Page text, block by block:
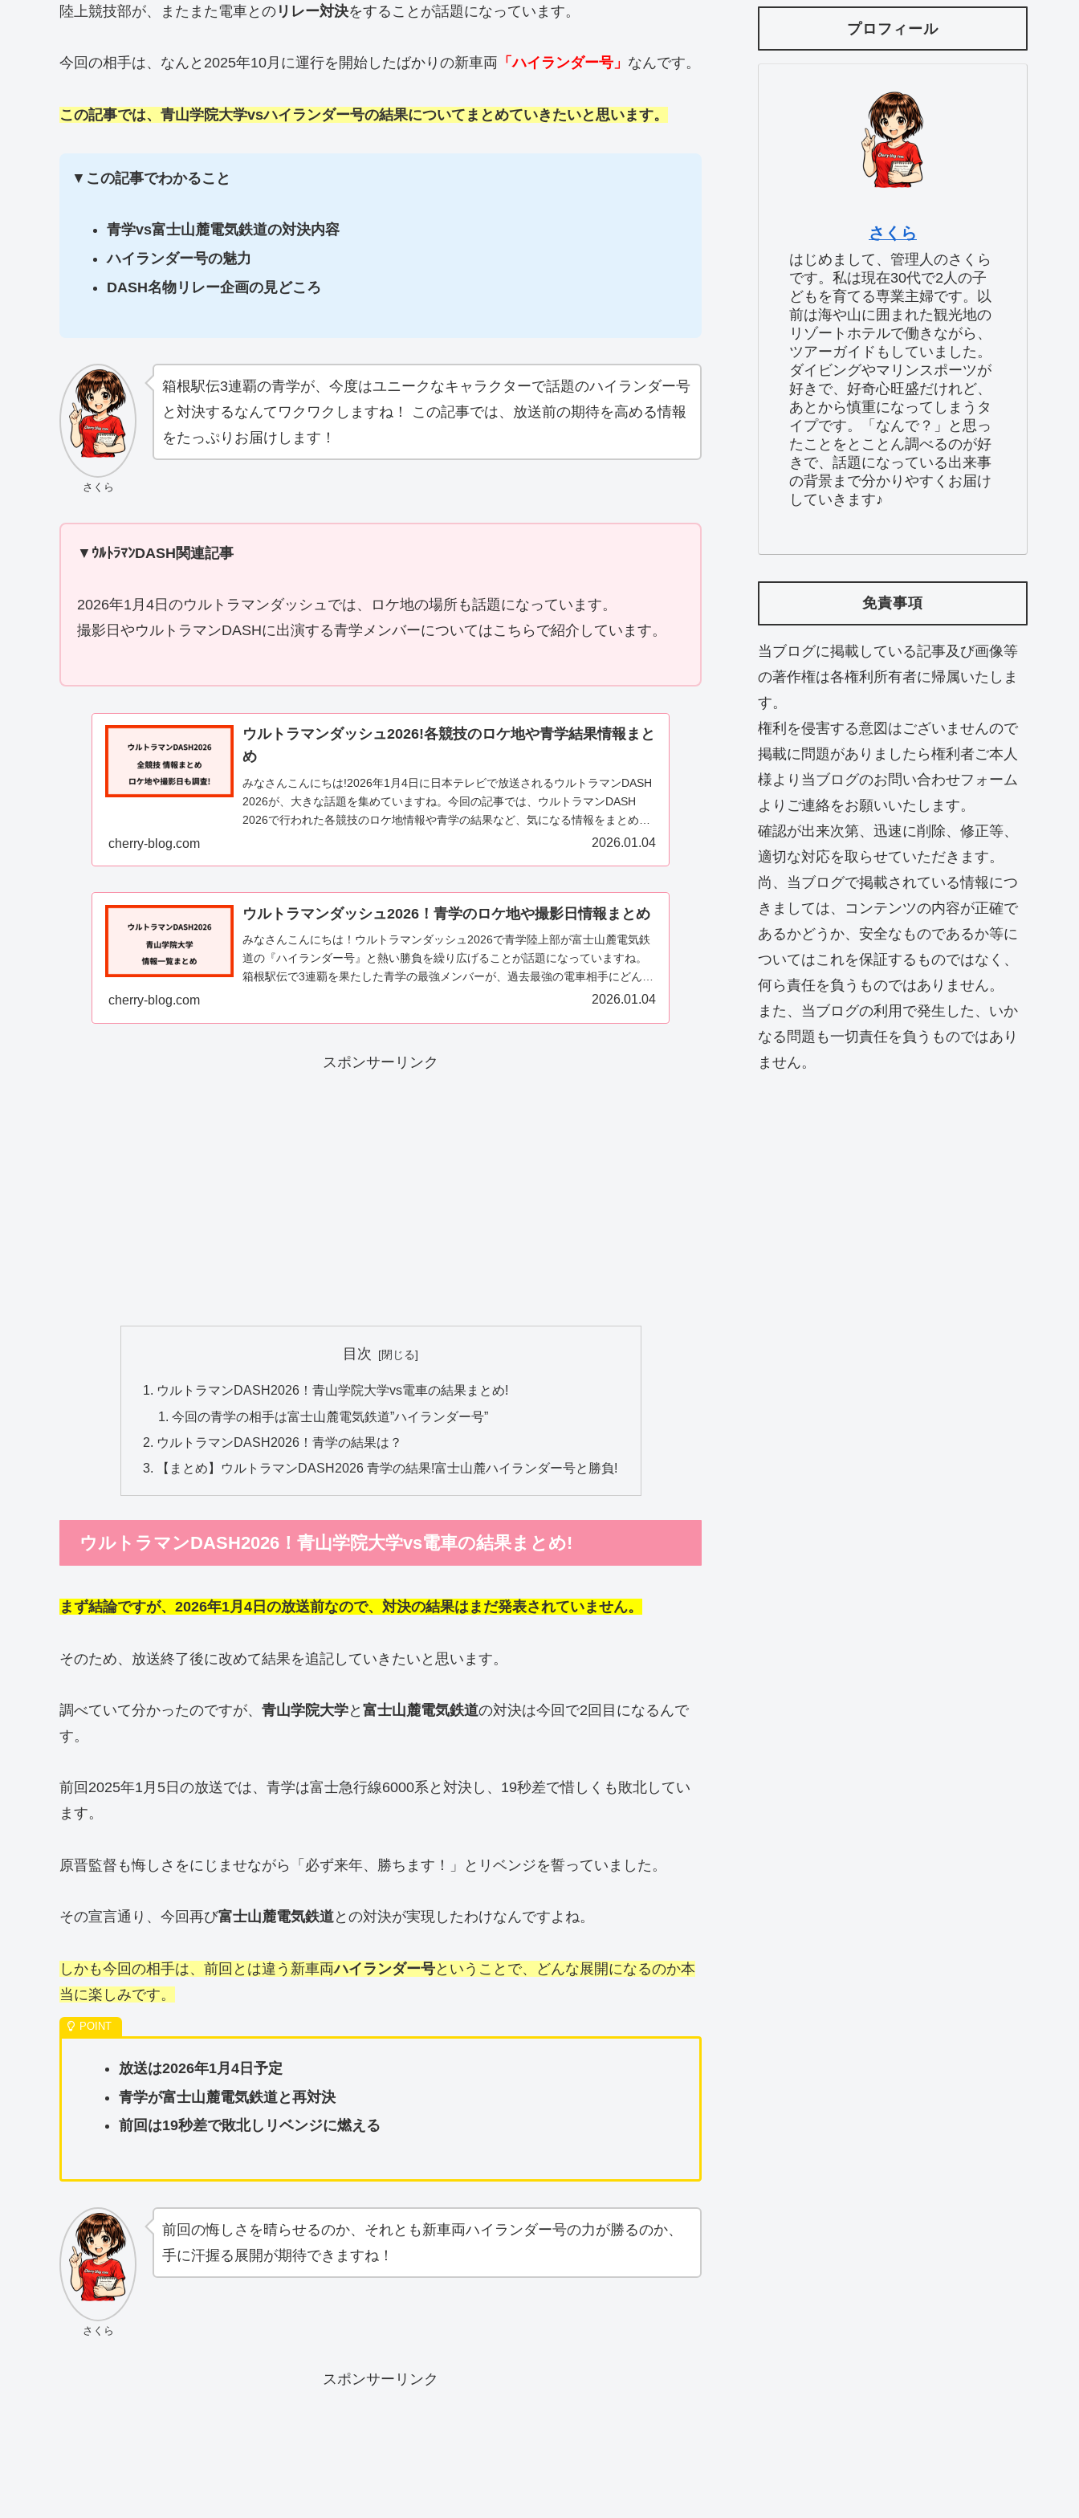
陸上競技部が、またまた電車との リレー対決をすることが話題になっています。
今回の相手は、なんと2025年10月に運行を開始したばかりの新車両 「ハイランダー号」 なんです。
この記事では、青山学院大学vsハイランダー号の結果についてまとめていきたいと思います。
▼ この記事でわかること
青学vs富士山麓電気鉄道の対決内容
ハイランダー号の魅力
DASH名物リレー企画の見どころ
さくら
箱根駅伝3連覇の青学が、今度はユニークなキャラクターで話題のハイランダー号
と対決するなんてワクワクしますね！ この記事では、放送前の期待を高める情報
をたっぷりお届けします！
▼ ｳﾙﾄﾗﾏﾝDASH関連記事
2026年1月4日のウルトラマンダッシュでは、ロケ地の場所も話題になっています。
撮影日やウルトラマンDASHに出演する青学メンバーについてはこちらで紹介しています。
ウルトラマンダッシュ2026!各競技のロケ地や青学結果情報まと
め
みなさんこんにちは!2026年1月4日に日本テレビで放送されるウルトラマンDASH
2026が、大きな話題を集めていますね。今回の記事では、ウルトラマンDASH
2026で行われた各競技のロケ地情報や青学の結果など、気になる情報をまとめて
cherry-blog.com 2026.01.04
ウルトラマンダッシュ2026！青学のロケ地や撮影日情報まとめ
みなさんこんにちは！ウルトラマンダッシュ2026で青学陸上部が富士山麓電気鉄
道の『ハイランダー号』と熱い勝負を繰り広げることが話題になっていますね。
箱根駅伝で3連覇を果たした青学の最強メンバーが、過去最強の電車相手にどんな
cherry-blog.com 2026.01.04
スポンサーリンク
目次
ウルトラマンDASH2026！青山学院大学vs電車の結果まとめ!
今回の青学の相手は富士山麓電気鉄道”ハイランダー号”
ウルトラマンDASH2026！青学の結果は？
【まとめ】ウルトラマンDASH2026 青学の結果!富士山麓ハイランダー号と勝負!
ウルトラマンDASH2026！青山学院大学vs電車の結果まとめ!
まず結論ですが、2026年1月4日の放送前なので、対決の結果はまだ発表されていません。
そのため、放送終了後に改めて結果を追記していきたいと思います。
調べていて分かったのですが、 青山学院大学と 富士山麓電気鉄道の対決は今回で2回目になるんで
す。
前回2025年1月5日の放送では、青学は富士急行線6000系と対決し、19秒差で惜しくも敗北してい
ます。
原晋監督も悔しさをにじませながら「必ず来年、勝ちます！」とリベンジを誓っていました。
その宣言通り、今回再び富士山麓電気鉄道との対決が実現したわけなんですよね。
しかも今回の相手は、前回とは違う新車両ハイランダー号ということで、どんな展開になるのか本
当に楽しみです。
放送は2026年1月4日予定
青学が富士山麓電気鉄道と再対決
前回は19秒差で敗北しリベンジに燃える
さくら
前回の悔しさを晴らせるのか、それとも新車両ハイランダー号の力が勝るのか、
手に汗握る展開が期待できますね！
スポンサーリンク
プロフィール
さくら
はじめまして、管理人のさくら
です。私は現在30代で2人の子
どもを育てる専業主婦です。以
前は海や山に囲まれた観光地の
リゾートホテルで働きながら、
ツアーガイドもしていました。
ダイビングやマリンスポーツが
好きで、好奇心旺盛だけれど、
あとから慎重になってしまうタ
イプです。「なんで？」と思っ
たことをとことん調べるのが好
きで、話題になっている出来事
の背景まで分かりやすくお届け
していきます♪
免責事項
当ブログに掲載している記事及び画像等
の著作権は各権利所有者に帰属いたしま
す。
権利を侵害する意図はございませんので
掲載に問題がありましたら権利者ご本人
様より当ブログのお問い合わせフォーム
よりご連絡をお願いいたします。
確認が出来次第、迅速に削除、修正等、
適切な対応を取らせていただきます。
尚、当ブログで掲載されている情報につ
きましては、コンテンツの内容が正確で
あるかどうか、安全なものであるか等に
ついてはこれを保証するものではなく、
何ら責任を負うものではありません。
また、当ブログの利用で発生した、いか
なる問題も一切責任を負うものではあり
ません。